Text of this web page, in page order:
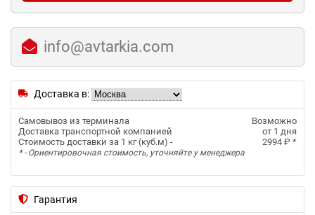
info@avtarkia.com
Доставка в:
Самовывоз из терминала
Возможно
Доставка транспортной компанией
от 1 дня
Стоимость доставки за 1 кг (куб.м) -
2994 ₽ *
* - Ориентировочная стоимость, уточняйте у менеджера
Гарантия